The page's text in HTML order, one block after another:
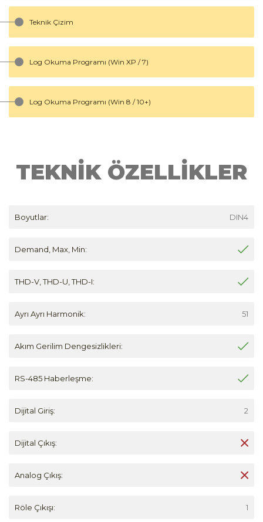
Teknik Çizim
Log Okuma Programı (Win XP / 7)
Log Okuma Programı (Win 8 / 10+)
TEKNİK ÖZELLİKLER
Boyutlar: DIN4
Demand, Max, Min:
THD-V, THD-U, THD-I:
Ayrı Ayrı Harmonik: 51
Akım Gerilim Dengesizlikleri:
RS-485 Haberleşme:
Dijital Giriş: 2
Dijital Çıkış:
Analog Çıkış:
Röle Çıkışı: 1